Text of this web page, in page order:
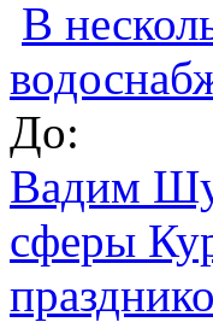
В
До:
Вадим
сферы